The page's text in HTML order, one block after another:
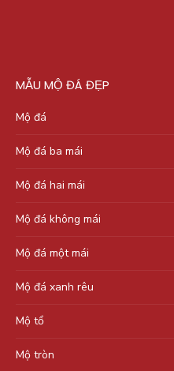
MẪU MỘ ĐÁ ĐẸP
Mộ đá
Mộ đá ba mái
Mộ đá hai mái
Mộ đá không mái
Mộ đá một mái
Mộ đá xanh rêu
Mộ tổ
Mộ tròn